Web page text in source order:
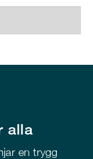
alla
en trygg